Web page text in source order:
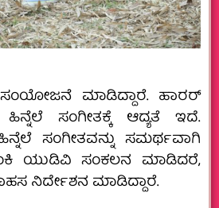
ಮಾಡಿದ್ದಾರೆ. ಹಾರರ್
ಹಿನ್ನೆಲೆ ಸಂಗೀತಕ್ಕೆ ಆದ್ಯತೆ ಇದೆ.
ಸಂಗೀತವನ್ನು ಸಮರ್ಥವಾಗಿ
ಯುಡಿವಿ ಸಂಕಲನ ಮಾಡಿದರೆ,
ನಿರ್ದೇಶನ ಮಾಡಿದ್ದಾರೆ.